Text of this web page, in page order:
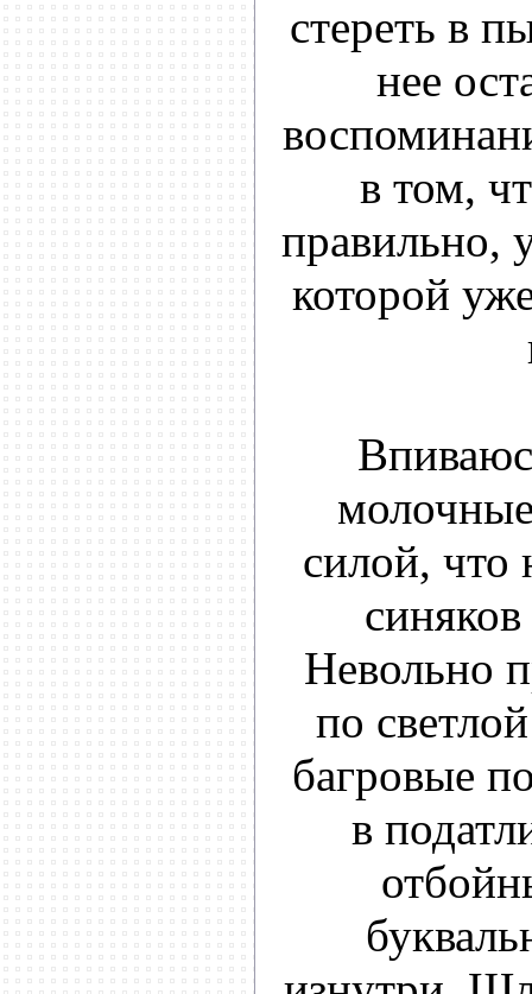
стереть в
нее
в том,
правильно,
которой
силой, что
Невольно
по
багровые
в